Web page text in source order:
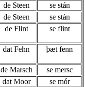
de Steen
se stán
de Steen
se stán
de Flint se flint
dat Fehn þæt fenn
de Marsch
se mersc
dat Moor
se mór